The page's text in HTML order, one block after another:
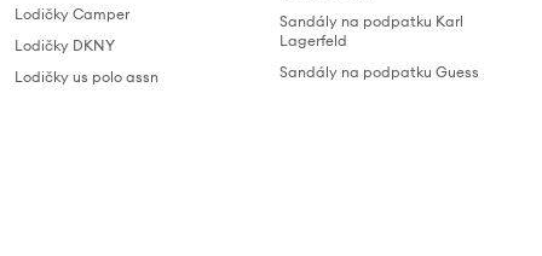
Lodičky Camper
Lodičky DKNY
Lodičky us polo assn
Sandály na podpatku Karl
Lagerfeld
Sandály na podpatku Guess